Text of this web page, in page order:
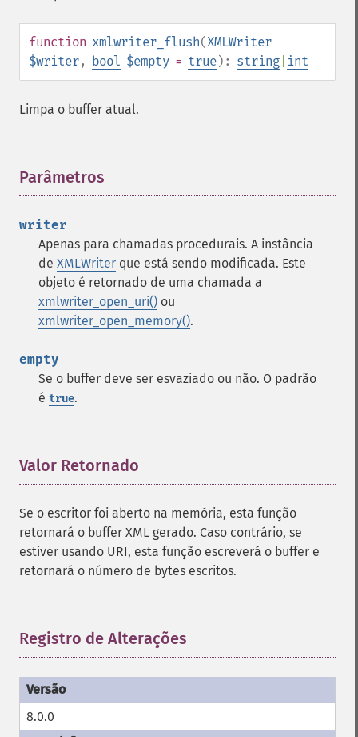
function xmlwriter_flush(XMLWriter
$writer, bool $empty = true): string int
Limpa o buffer atual.
Parâmetros
writer
Apenas para chamadas procedurais. A instância
de XMLWriter que está sendo modificada. Este
objeto é retornado de uma chamada a
xmlwriter_open_uri() ou
xmlwriter_open_memory().
empty
Se o buffer deve ser esvaziado ou não. O padrão
é true.
Valor Retornado
Se o escritor foi aberto na memória, esta função
retornará o buffer XML gerado. Caso contrário, se
estiver usando URI, esta função escreverá o buffer e
retornará o número de bytes escritos.
Registro de Alterações
8.0.0